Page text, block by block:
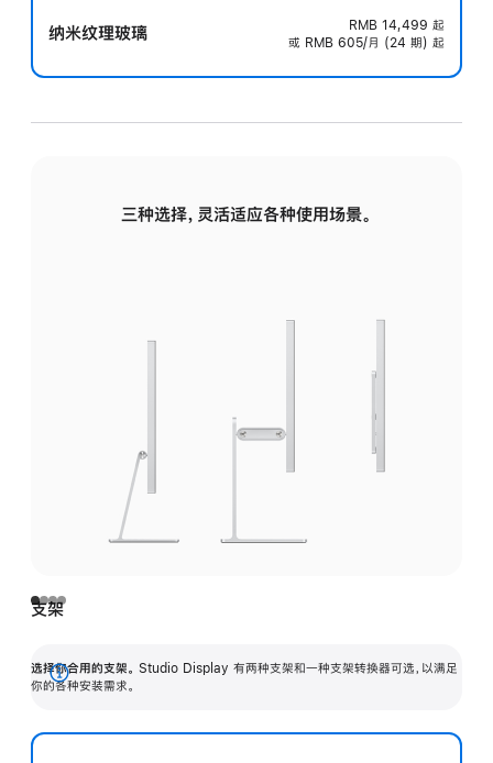
纳米纹理玻璃 RMB 14,499 起
或 RMB 605/月 (24 期) 起
三种选择，灵活适应各种使用场景。
支架
选择你合用的支架。 Studio Display 有两种支架和一种支架转换器可选，以满足
你的各种安装需求。
展